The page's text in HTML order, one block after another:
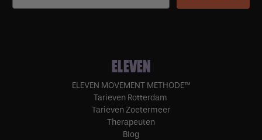
ELEVEN
ELEVEN MOVEMENT METHODE™
Tarieven Rotterdam
Tarieven Zoetermeer
Therapeuten
Blog